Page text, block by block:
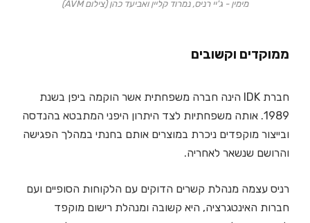
מימין - ג'יי רניס, נמרוד קליין ואביעד כהן (צילום AVM)
ממוקדים וקשובים
חברת IDK הינה חברה משפחתית אשר הוקמה ביפן בשנת
1989. אותה משפחתיות לצד היתרון היפני המתבטא בהנדסה
ובייצור מוקפדים ניכרת במוצרים אותם בחנתי במהלך הפגישה
והרושם שנשאר לאחריה.
רניס עצמה מנהלת קשרים הדוקים עם הלקוחות הסופיים ועם
חברות האינטגרציה, היא קשובה ומנהלת רישום מוקפד